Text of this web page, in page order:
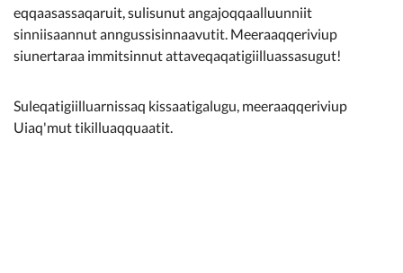
eqqaasassaqaruit, sulisunut angajoqqaalluunniit
sinniisaannut anngussisinnaavutit. Meeraaqqeriviup
siunertaraa immitsinnut attaveqaqatigiilluassasugut!
Suleqatigiilluarnissaq kissaatigalugu, meeraaqqeriviup
Uiaq'mut tikilluaqquaatit.